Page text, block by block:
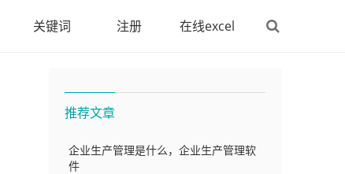
关键词 注册 在线excel
推荐文章
企业生产管理是什么，企业生产管理软
件